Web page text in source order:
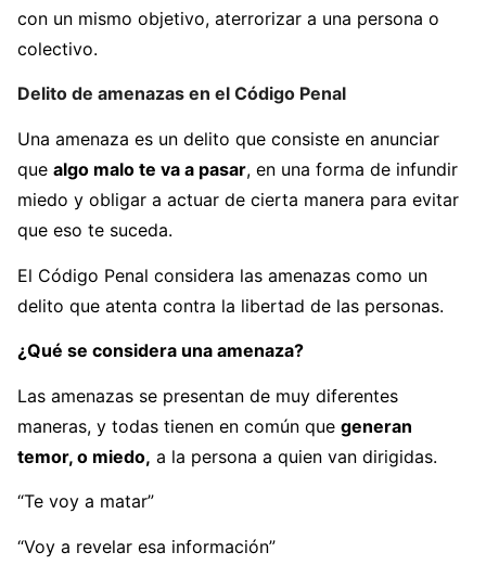
con un mismo objetivo, aterrorizar a una persona o
colectivo.
Delito de amenazas en el Código Penal
Una amenaza es un delito que consiste en anunciar
que algo malo te va a pasar, en una forma de infundir
miedo y obligar a actuar de cierta manera para evitar
que eso te suceda.
El Código Penal considera las amenazas como un
delito que atenta contra la libertad de las personas.
¿Qué se considera una amenaza?
Las amenazas se presentan de muy diferentes
maneras, y todas tienen en común que generan
temor, o miedo, a la persona a quien van dirigidas.
“Te voy a matar”
“Voy a revelar esa información”